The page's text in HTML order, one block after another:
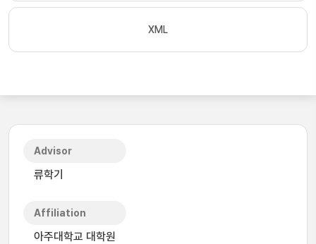
XML
Advisor
류학기
Affiliation
아주대학교 대학원